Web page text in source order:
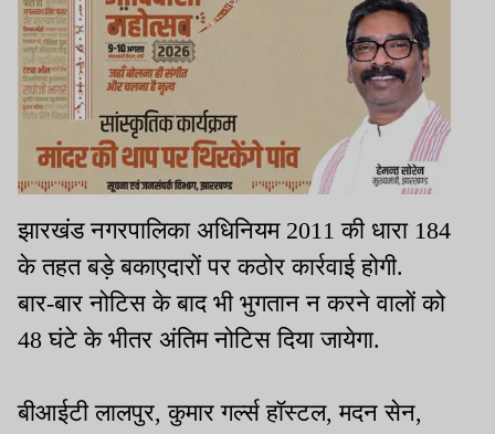
झारखंड नगरपालिका अधिनियम 2011 की धारा 184
के तहत बड़े बकाएदारों पर कठोर कार्रवाई होगी.
बार-बार नोटिस के बाद भी भुगतान न करने वालों को
48 घंटे के भीतर अंतिम नोटिस दिया जायेगा.
बीआईटी लालपुर, कुमार गर्ल्स हॉस्टल, मदन सेन,